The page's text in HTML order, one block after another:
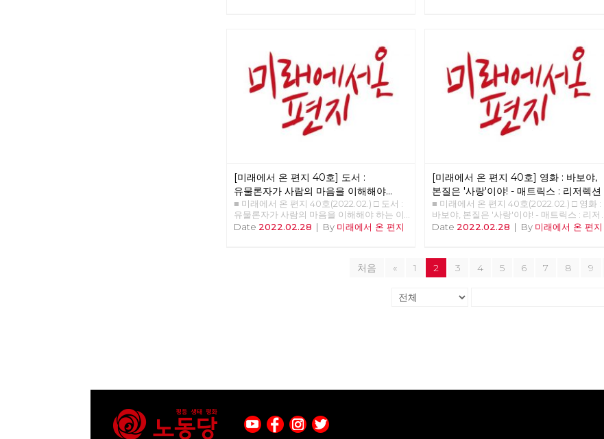
[미래에서 온 편지 40호] 도서 :
유물론자가 사람의 마음을 이해해야
하는 이유
■ 미래에서 온 편지 40호(2022.02.) □ 도서 :
유물론자가 사람의 마음을 이해해야 하는 이
유 >>>>>> 업로드 준비중 <<<<<<
Date 2022.02.28 | By 미래에서 온 편지
[미래에서 온 편지 40호] 영화 : 바보야,
본질은 '사랑'이야! - 매트릭스 : 리저렉션
■ 미래에서 온 편지 40호(2022.02.) □ 영화 :
바보야, 본질은 '사랑'이야! - 매트릭스 : 리저
렉션 >>>>>> 업로드 준비중 <<<<<<
Date 2022.02.28 | By 미래에서 온 편지
처음 « 1 2 3 4 5 6 7 8 9